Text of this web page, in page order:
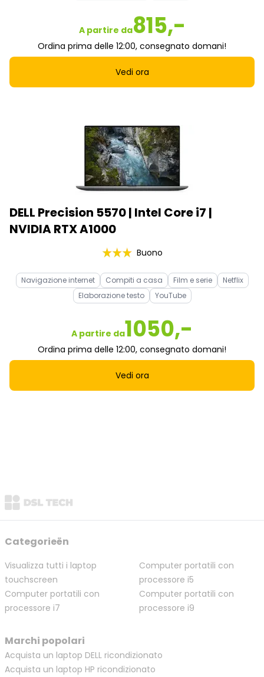
A partire da815,-
Ordina prima delle 12:00, consegnato domani!
Vedi ora
DELL Precision 5570 | Intel Core i7 |
NVIDIA RTX A1000
Buono
Navigazione internet Compiti a casa Film e serie
Netflix
Elaborazione testo
YouTube
A partire da1050,-
Ordina prima delle 12:00, consegnato domani!
Vedi ora
Categorieën
Visualizza tutti i laptop
touchscreen
Computer portatili con
processore i5
Computer portatili con
processore i7
Computer portatili con
processore i9
Marchi popolari
Acquista un laptop DELL ricondizionato
Acquista un laptop HP ricondizionato